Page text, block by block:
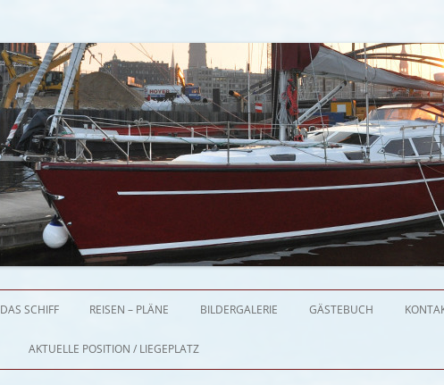
Zum Inhalt springen
DAS SCHIFF REISEN – PLÄNE BILDERGALERIE GÄSTEBUCH
AKTUELLE POSITION / LIEGEPLATZ